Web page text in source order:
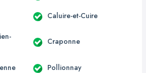
Caluire-et-Cuire
Craponne
Pollionnay